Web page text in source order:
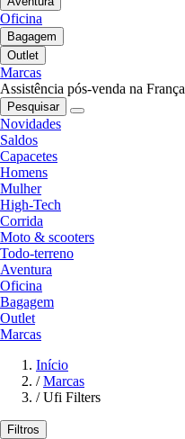
Oficina
Bagagem
Outlet
Marcas
Assistência pós-venda na França
Pesquisar
Novidades
Saldos
Capacetes
Homens
Mulher
High-Tech
Corrida
Moto & scooters
Todo-terreno
Aventura
Oficina
Bagagem
Outlet
Marcas
Início
/ Marcas
/ Ufi Filters
Filtros